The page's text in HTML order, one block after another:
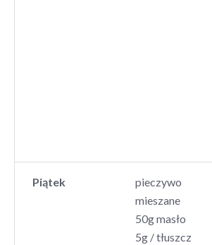
Piątek
pieczywo
mieszane
50g masło
5g / tłuszcz